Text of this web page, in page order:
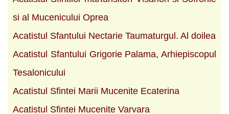
si al Mucenicului Oprea
Acatistul Sfantului Nectarie Taumaturgul. Al doilea
Acatistul Sfantului Grigorie Palama, Arhiepiscopul
Tesalonicului
Acatistul Sfintei Marii Mucenite Ecaterina
Acatistul Sfintei Mucenite Varvara